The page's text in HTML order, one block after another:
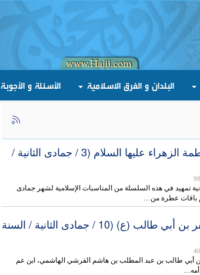
البلدان و الفرق الاسلامية الأسئلة و الأجوبة
شهادة السيدة فاطمة الزهراء عليها السلام (3 / جمادى الثانية /
تمهيد في هذه السلسلة من المناسبات الإسلامية لشهر جمادى
باقات عطرة من…
ذكرى شهادة جعفر بن أبي طالب (ع) (10 / جمادى الثانية / السنة
أبي طالب بن عبد المطلب بن هاشم القرشي الهاشمي، ابن عم
أمه…